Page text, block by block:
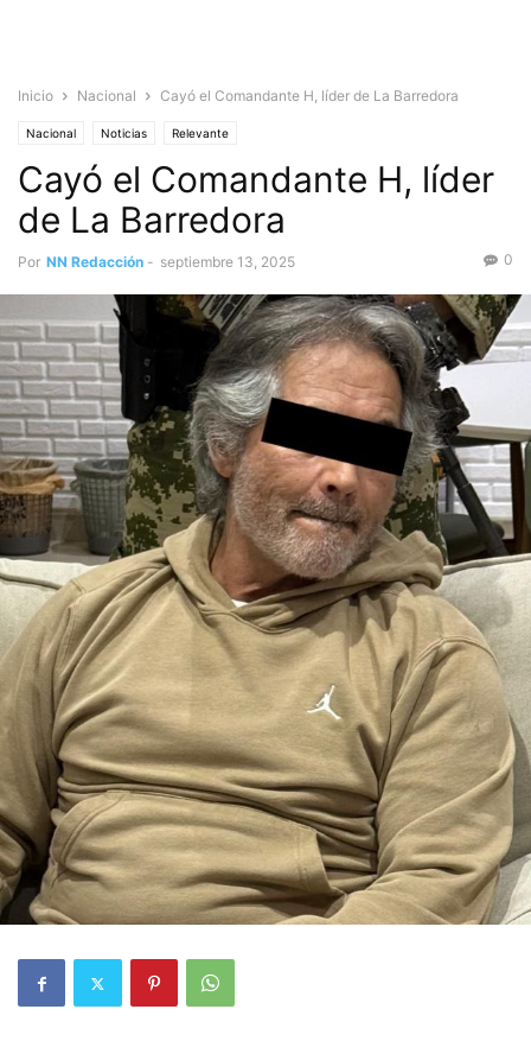
Inicio Nacional Cayó el Comandante H, líder de La Barredora
Nacional Noticias Relevante
Cayó el Comandante H, líder
de La Barredora
Por NN Redacción - septiembre 13, 2025 0